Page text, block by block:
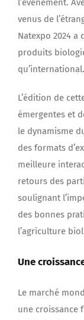
l’événement.
venus de
Natexpo 2024
produits
qu’international.
L’édition de
émergentes et
le dynamisme
des formats
meilleure
retours des
soulignant
des bonnes
l’agriculture
Une
Le marché
une croissance